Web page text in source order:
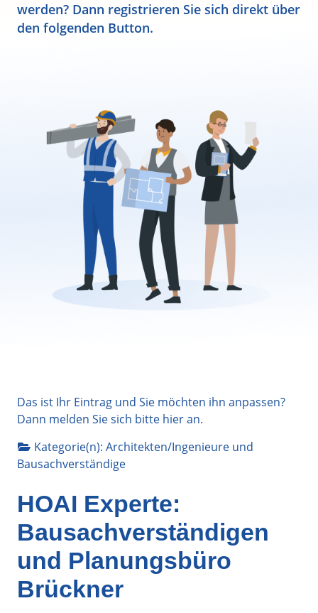
werden? Dann registrieren Sie sich direkt über
den folgenden Button.
Das ist Ihr Eintrag und Sie möchten ihn anpassen?
Dann melden Sie sich bitte hieran.
Kategorie(n): Architekten/Ingenieure und
Bausachverständige
HOAI Experte:
Bausachverständigen
und Planungsbüro
Brückner